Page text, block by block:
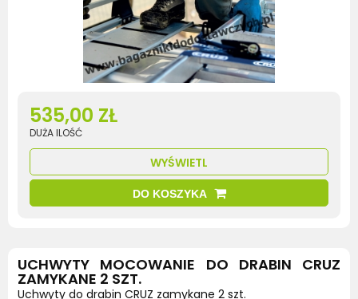
535,00 ZŁ
DUŻA ILOŚĆ
WYŚWIETL
DO KOSZYKA
UCHWYTY MOCOWANIE DO DRABIN CRUZ
ZAMYKANE 2 SZT.
Uchwyty do drabin CRUZ zamykane 2 szt.